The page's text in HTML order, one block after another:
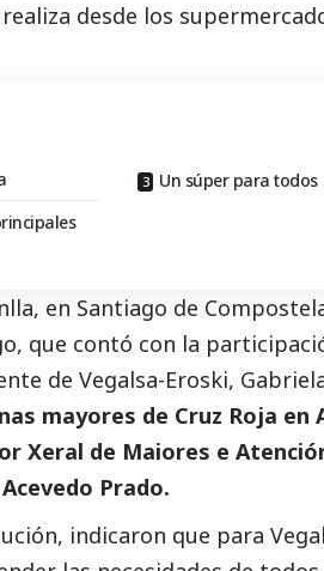
desde los
Un súper para todos
en Santiago de
que contó con la
de Vegalsa-Eroski,
mayores de Cruz Roja en
Xeral de Maiores e
Prado.
indicaron que para